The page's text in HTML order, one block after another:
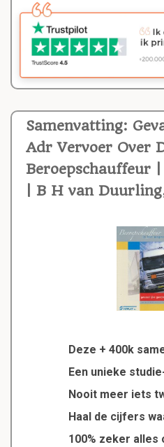
Samenvatting:
Adr Vervoer Over
Beroepschauffeur
| B H van
Deze + 400k
Een unieke
Nooit meer iets
Haal de cijfers
100% zeker alles